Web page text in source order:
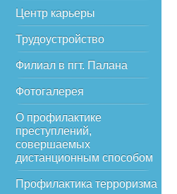
Центр карьеры
Трудоустройство
Филиал в пгт. Палана
Фотогалерея
О профилактике
преступлений,
совершаемых
дистанционным способом
Профилактика терроризма